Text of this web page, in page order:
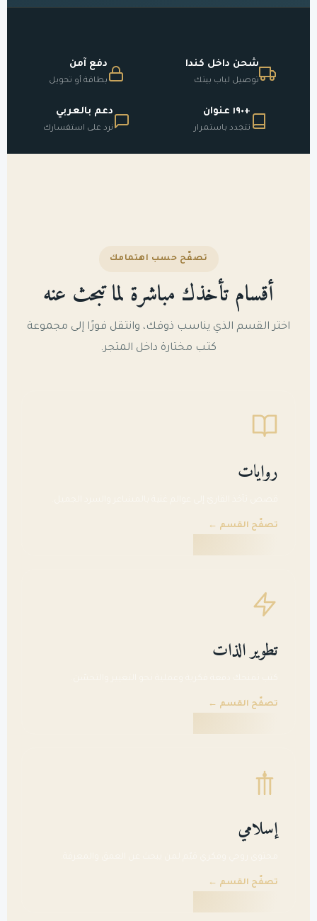
شحن داخل كندا
توصيل لباب بيتك
دفع آمن
بطاقة أو تحويل
+١٩٠ عنوان
تتجدد باستمرار
دعم بالعربي
نرد على استفسارك
تصفّح حسب اهتمامك
أقسام تأخذك مباشرة لما تبحث عنه
اختر القسم الذي يناسب ذوقك، وانتقل فورًا إلى مجموعة
كتب مختارة داخل المتجر.
روايات
تصفّح القسم ←
تطوير الذات
تصفّح القسم ←
إسلامي
تصفّح القسم ←